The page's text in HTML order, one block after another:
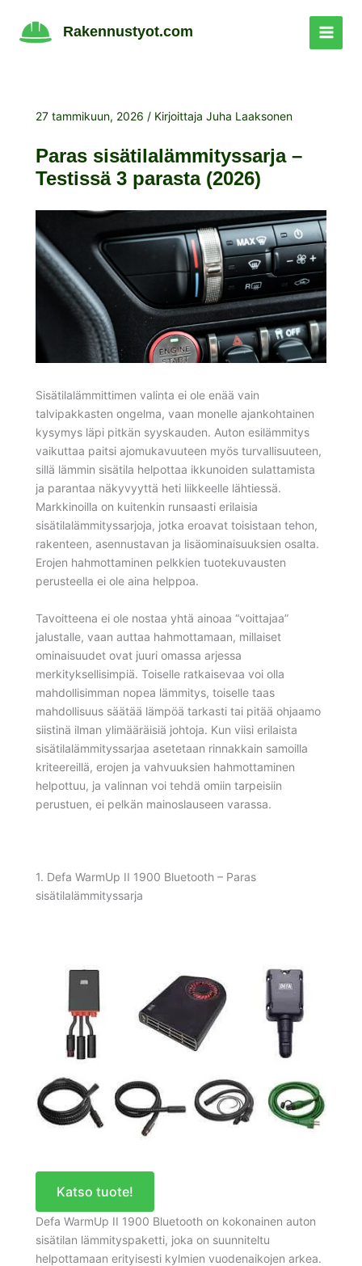
sisältöön
Rakennustyot.com
27 tammikuun, 2026 / Kirjoittaja Juha Laaksonen
Paras sisätilalämmityssarja –
Testissä 3 parasta (2026)
Sisätilalämmittimen valinta ei ole enää vain
talvipakkasten ongelma, vaan monelle ajankohtainen
kysymys läpi pitkän syyskauden. Auton esilämmitys
vaikuttaa paitsi ajomukavuuteen myös turvallisuuteen,
sillä lämmin sisätila helpottaa ikkunoiden sulattamista
ja parantaa näkyvyyttä heti liikkeelle lähtiessä.
Markkinoilla on kuitenkin runsaasti erilaisia
sisätilalämmityssarjoja, jotka eroavat toisistaan tehon,
rakenteen, asennustavan ja lisäominaisuuksien osalta.
Erojen hahmottaminen pelkkien tuotekuvausten
perusteella ei ole aina helppoa.
Tavoitteena ei ole nostaa yhtä ainoaa “voittajaa”
jalustalle, vaan auttaa hahmottamaan, millaiset
ominaisuudet ovat juuri omassa arjessa
merkityksellisimpiä. Toiselle ratkaisevaa voi olla
mahdollisimman nopea lämmitys, toiselle taas
mahdollisuus säätää lämpöä tarkasti tai pitää ohjaamo
siistinä ilman ylimääräisiä johtoja. Kun viisi erilaista
sisätilalämmityssarjaa asetetaan rinnakkain samoilla
kriteereillä, erojen ja vahvuuksien hahmottaminen
helpottuu, ja valinnan voi tehdä omiin tarpeisiin
perustuen, ei pelkän mainoslauseen varassa.
1. Defa WarmUp II 1900 Bluetooth – Paras
sisätilalämmityssarja
Katso tuote!
Defa WarmUp II 1900 Bluetooth on kokonainen auton
sisätilan lämmityspaketti, joka on suunniteltu
helpottamaan erityisesti kylmien vuodenaikojen arkea.